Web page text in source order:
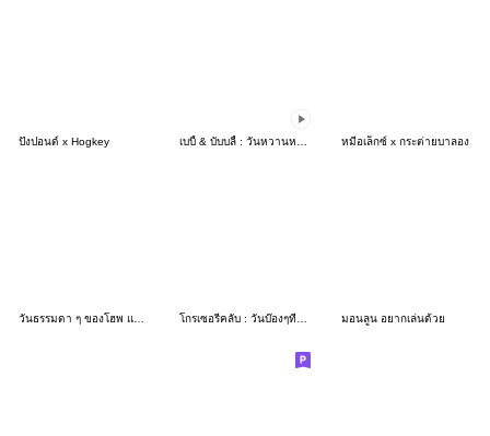
ปังปอนด์ x Hogkey เบบี้ & บับบลี้ : วันหวานหวาน หมีอเล็กซ์ x กระต่ายบาลอง
มอนลูน อยากเล่นด้วย